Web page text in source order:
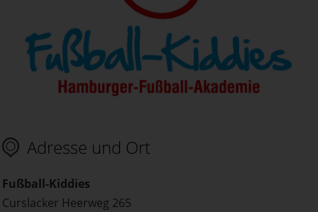
Adresse und Ort
Fußball-Kiddies
Curslacker Heerweg 265